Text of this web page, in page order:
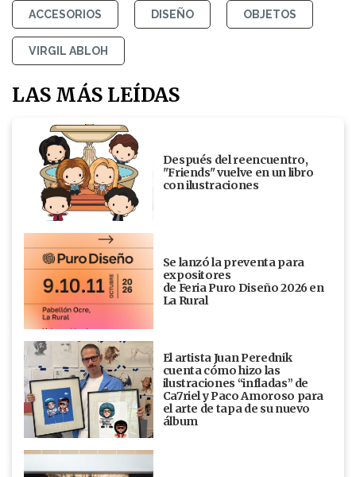
ACCESORIOS DISEÑO OBJETOS
VIRGIL ABLOH
LAS MÁS LEÍDAS
Después del reencuentro,
"Friends" vuelve en un libro
con ilustraciones
Se lanzó la preventa para
expositores
de Feria Puro Diseño 2026 en
La Rural
El artista Juan Perednik
cuenta cómo hizo las
ilustraciones “infladas” de
Ca7riel y Paco Amoroso para
el arte de tapa de su nuevo
álbum